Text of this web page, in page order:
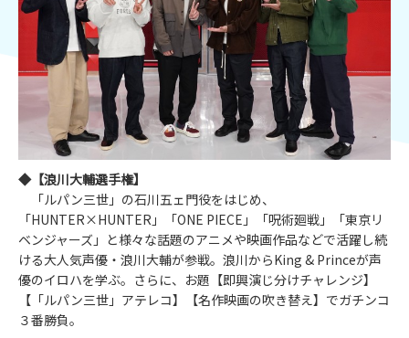
◆【浪川大輔選手権】
「ルパン三世」の石川五ェ門役をはじめ、
「HUNTER×HUNTER」「ONE PIECE」「呪術廻戦」「東京リ
ベンジャーズ」と様々な話題のアニメや映画作品などで活躍し続
ける大人気声優・浪川大輔が参戦。浪川からKing & Princeが声
優のイロハを学ぶ。さらに、お題【即興演じ分けチャレンジ】
【「ルパン三世」アテレコ】【名作映画の吹き替え】でガチンコ
３番勝負。